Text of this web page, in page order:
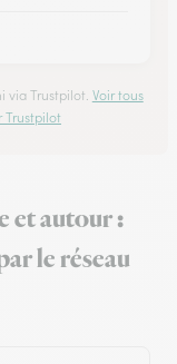
via Trustpilot. Voir tous
Trustpilot
et autour :
le réseau